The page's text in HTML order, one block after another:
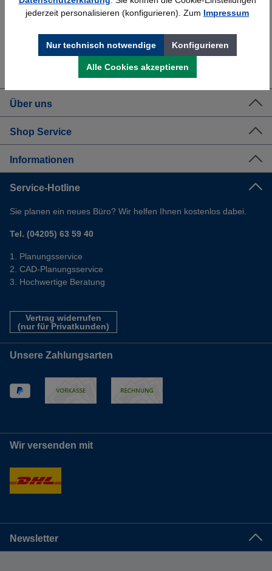
Erfahrung
Bewährt seit 1958
Kostenlose Beratung
Über uns
Shop Service
Informationen
Service-Hotline
Sie planen ein neues Büro? Wir helfen Ihnen kostenlos dabei.
Tel. (04205) 63 59 40
Planungsservice
CAD-Planungsservice
Hochwertige Beratung
Vertrag widerrufen
(nur für Privatkunden)
Unsere Zahlungsarten
Wir versenden mit
Newsletter
jederzeit personalisieren (konfigurieren). Zum Impressum
Nur technisch notwendige Konfigurieren
Alle Cookies akzeptieren